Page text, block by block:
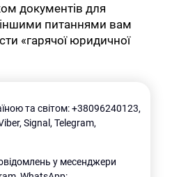
документів для
питаннями вам
«гарячої юридичної
та світом: +38096240123,
Signal, Telegram,
у месенджери